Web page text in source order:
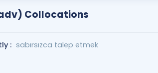
Collocations
: sabırsızca talep etmek